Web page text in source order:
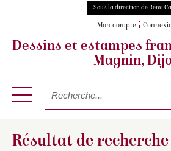
Sous la direction de Rémi
Mon compte
Dessins et estampes
Magnin,
Résultat de recherche